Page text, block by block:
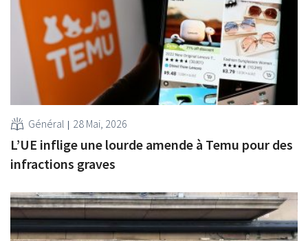
Général 28 Mai, 2026
L’UE inflige une lourde amende à Temu pour des
infractions graves